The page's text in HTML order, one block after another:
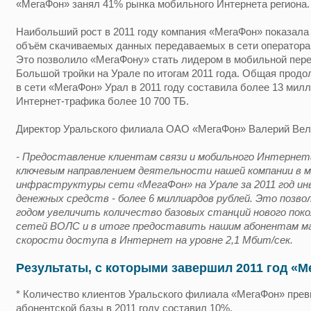
«МегаФон» занял 41% рынка мобильного Интернета региона.
Наибольший рост в 2011 году компания «МегаФон»
объём скачиваемых данных передаваемых в сети
Это позволило «МегаФону» стать лидером в мобильной
Большой тройки на Урале по итогам 2011 года. Общая
в сети «МегаФон» Урал в 2011 году составила более 13
Интернет-трафика более 10 700 ТБ.
Директор Уральского филиала ОАО «МегаФон» Валерий
- Предоставление клиентам связи и мобильного
ключевым направлением деятельности нашей компании в
инфраструктуры сети «МегаФон» на Урале за 2011 год
денежных средств - более 6 миллиардов рублей. Это
годом увеличить количество базовых станций нового
сетей ВОЛС и в итоге предоставить нашим абонентам
скорости доступа в Интернет на уровне 2,1 Мбит/сек.
Результаты, с которыми завершил 2011 год
* Количество клиентов Уральского филиала «МегаФон»
абонентской базы в 2011 году составил 10%.